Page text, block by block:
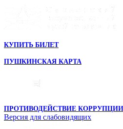
КУПИТЬ БИЛЕТ
ПУШКИНСКАЯ КАРТА
ПРОТИВОДЕЙСТВИЕ КОРРУПЦИИ
Версия для слабовидящих